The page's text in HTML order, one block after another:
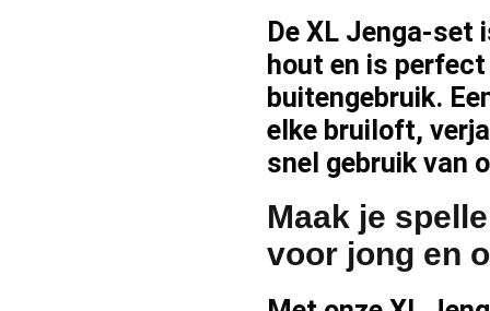
De XL Jenga-set
hout en is
buitengebruik.
elke bruiloft,
snel gebruik van
Maak je
voor jong en